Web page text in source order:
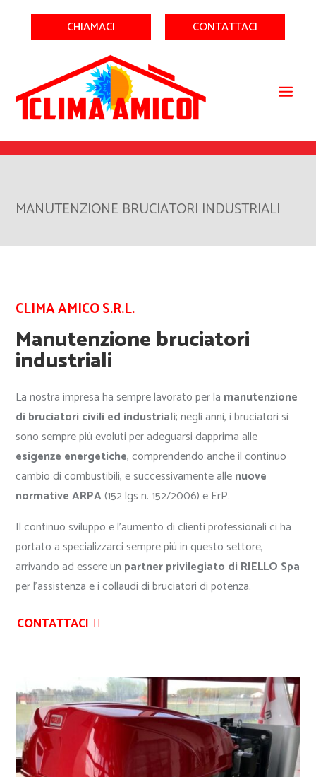
CHIAMACI CONTATTACI
MANUTENZIONE BRUCIATORI INDUSTRIALI
CLIMA AMICO S.R.L.
Manutenzione bruciatori
industriali
La nostra impresa ha sempre lavorato per la manutenzione
di bruciatori civili ed industriali; negli anni, i bruciatori si
sono sempre più evoluti per adeguarsi dapprima alle
esigenze energetiche, comprendendo anche il continuo
cambio di combustibili, e successivamente allenuove
normative ARPA(152 lgs n. 152/2006) e ErP.
Il continuo sviluppo e l’aumento di clienti professionali ci ha
portato a specializzarci sempre più in questo settore,
arrivando ad essere un partner privilegiato di RIELLO Spa
per l’assistenza e i collaudi di bruciatori di potenza.
CONTATTACI